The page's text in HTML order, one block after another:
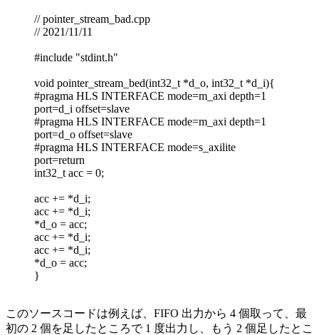
// pointer_stream_bad.cpp
// 2021/11/11
#include "stdint.h"
void pointer_stream_bed(int32_t *d_o, int32_t *d_i){
#pragma HLS INTERFACE mode=m_axi depth=1
port=d_i offset=slave
#pragma HLS INTERFACE mode=m_axi depth=1
port=d_o offset=slave
#pragma HLS INTERFACE mode=s_axilite
port=return
int32_t acc = 0;
acc += *d_i;
acc += *d_i;
*d_o = acc;
acc += *d_i;
acc += *d_i;
*d_o = acc;
}
このソースコードは例えば、FIFO 出力から 4 個取って、最
初の 2 個を足したところで 1 度出力し、もう 2 個足したとこ